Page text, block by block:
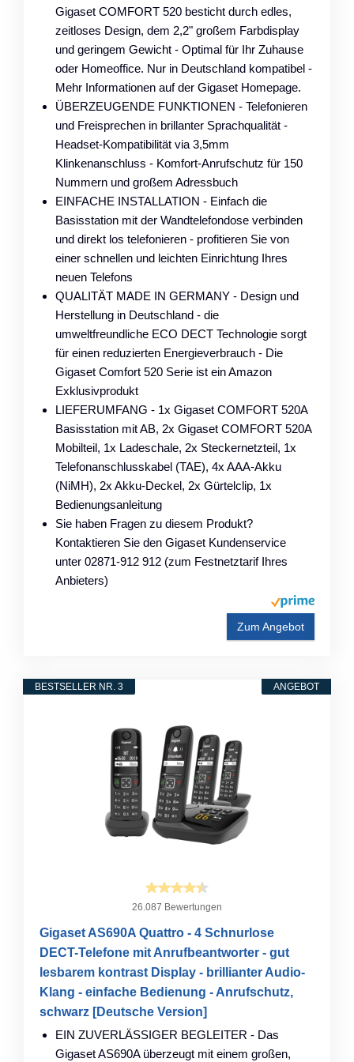
Gigaset COMFORT 520 besticht durch edles,
zeitloses Design, dem 2,2" großem Farbdisplay
und geringem Gewicht - Optimal für Ihr Zuhause
oder Homeoffice. Nur in Deutschland kompatibel -
Mehr Informationen auf der Gigaset Homepage.
ÜBERZEUGENDE FUNKTIONEN - Telefonieren
und Freisprechen in brillanter Sprachqualität -
Headset-Kompatibilität via 3,5mm
Klinkenanschluss - Komfort-Anrufschutz für 150
Nummern und großem Adressbuch
EINFACHE INSTALLATION - Einfach die
Basisstation mit der Wandtelefondose verbinden
und direkt los telefonieren - profitieren Sie von
einer schnellen und leichten Einrichtung Ihres
neuen Telefons
QUALITÄT MADE IN GERMANY - Design und
Herstellung in Deutschland - die
umweltfreundliche ECO DECT Technologie sorgt
für einen reduzierten Energieverbrauch - Die
Gigaset Comfort 520 Serie ist ein Amazon
Exklusivprodukt
LIEFERUMFANG - 1x Gigaset COMFORT 520A
Basisstation mit AB, 2x Gigaset COMFORT 520A
Mobilteil, 1x Ladeschale, 2x Steckernetzteil, 1x
Telefonanschlusskabel (TAE), 4x AAA-Akku
(NiMH), 2x Akku-Deckel, 2x Gürtelclip, 1x
Bedienungsanleitung
Sie haben Fragen zu diesem Produkt?
Kontaktieren Sie den Gigaset Kundenservice
unter 02871-912 912 (zum Festnetztarif Ihres
Anbieters)
Zum Angebot
ANGEBOT
BESTSELLER NR. 3
26.087 Bewertungen
Gigaset AS690A Quattro - 4 Schnurlose
DECT-Telefone mit Anrufbeantworter - gut
lesbarem kontrast Display - brillianter Audio-
Klang - einfache Bedienung - Anrufschutz,
schwarz [Deutsche Version]
EIN ZUVERLÄSSIGER BEGLEITER - Das
Gigaset AS690A überzeugt mit einem großen,